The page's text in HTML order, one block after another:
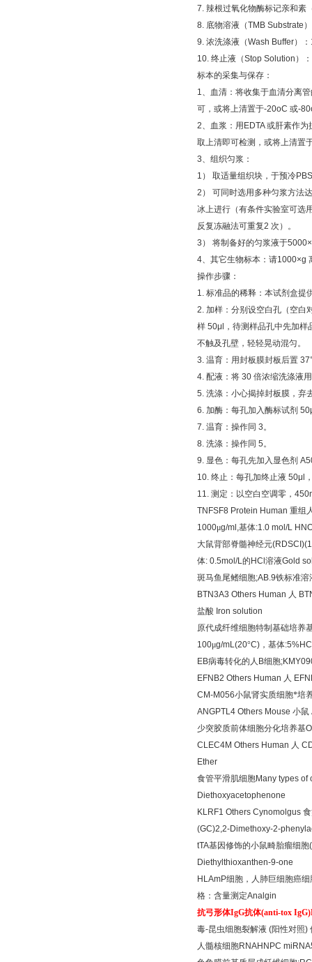
7. 辣根过氧化物酶标记亲和素
8. 底物溶液（TMB Substrate
9. 浓洗涤液（Wash Buffer）：
10. 终止液（Stop Solution ）：
标本的采集与保存：
1、血清：将收集于血清分离
可，或将上清置于-20oC 或-
2、血浆：用 EDTA或肝素作为
取上清即可检测，或将上清置
3、组织匀浆：
1 ） 取适量组织块，于预冷PBS
2 ）
可同时选用多种匀浆方法
冰上进行（有条件实验室可选
反复冻融法可重复2 次）。
3 ） 将制备好的匀浆液于
4、其它生物标本：请1000×g
操作步骤：
1. 标准品的稀释：本试剂盒提
2. 加样：分别设空白孔（空白
样 50μl
，待测样品孔中先加样
不触及孔壁，轻轻晃动混匀。
3. 温育：用封板膜封板后置 37
4. 配液：将 30 倍浓缩洗涤液
5. 洗涤：小心揭掉封板膜，弃
6. 加酶：每孔加入酶标试剂
7. 温育：操作同 3。
8. 洗涤：操作同 5。
9. 显色：每孔先加入显色剂
10. 终止：每孔加终止液 50μl
11. 测定：以空白空调零，
TNFSF8 Protein Human 重组
1000μg/ml,基体:1.0 mol/L
大鼠背部脊髓神经元(RDSCI)(1
体: 0.5mol/L的 HCl 溶液Gold
斑马鱼尾鳍细胞;AB.9铁标准溶
BTN3A3 Others Human 人
盐酸 Iron solution
原代成纤维细胞特制基础培养
100μg/mL(20°C) ，基体
EB病毒转化的人 B细胞
EFNB2 Others Human 人
CM-M056小鼠肾实质细胞*培
ANGPTL4 Others Mouse 小鼠
少突胶质前体细胞分化培养基
CLEC4M Others Human 人
Ether
食管平滑肌细胞Many types of
Diethoxyacetophenone
KLRF1 Others Cynomolgus
(GC)2,2-Dimethoxy-2-
tTA基因修饰的小鼠畸胎瘤细胞
Diethylthioxanthen-9-one
HLAmP细胞，人肺巨细胞癌细
格：含量测定Analgin
抗弓形体IgG抗体(anti-tox
毒-昆虫细胞裂解液 (阳性对照)
人髓核细胞RNAHNPC